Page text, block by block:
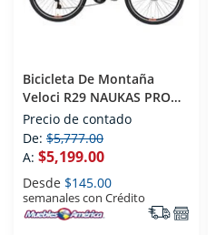
Bicicleta De Montaña
Veloci R29 NAUKAS PRO
Negro
Precio de contado
De: $5,777.00
A: $5,199.00
Desde $145.00
semanales con Crédito